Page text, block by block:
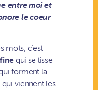
entre moi et
le coeur
mots, c’est
qui se tisse
forment la
viennent les